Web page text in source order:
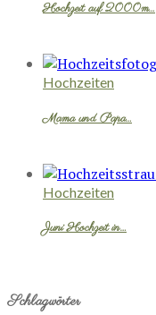
Hochzeit auf 2000m…
Hochzeiten
Mama und Papa…
Hochzeiten
Juni Hochzeit in…
Schlagwörter